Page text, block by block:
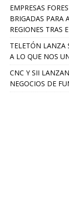
EMPRESAS
BRIGADAS PARA
REGIONES TRAS
TELETÓN LANZA
A LO QUE NOS
CNC Y SII
NEGOCIOS DE